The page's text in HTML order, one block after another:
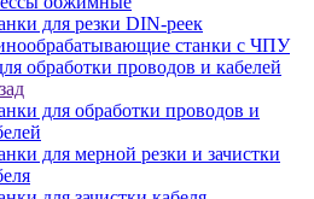
для резки DIN-реек
станки с ЧПУ
обработки проводов и кабелей
для обработки проводов и
для мерной резки и зачистки